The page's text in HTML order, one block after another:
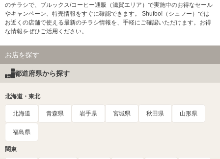
のチラシで、ブルックス/コーヒー通販（滋賀エリア）で実施中のお得なセール
やキャンペーン、特売情報をすぐに確認できます。 Shufoo!（シュフー）では
お近くの店舗で使える最新のチラシ情報を、手軽にご確認いただけます。お得
な情報をぜひご活用ください。
お店を探す
都道府県から探す
北海道・東北
北海道 青森県 岩手県 宮城県 秋田県 山形県
福島県
関東